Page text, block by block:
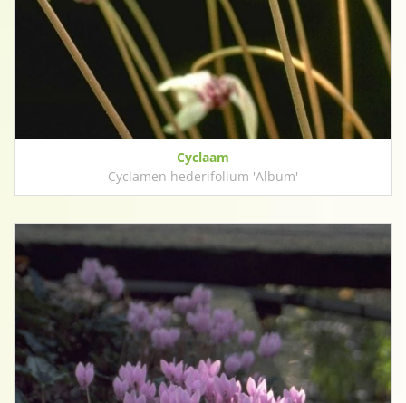
Cyclaam
Cyclamen hederifolium 'Album'